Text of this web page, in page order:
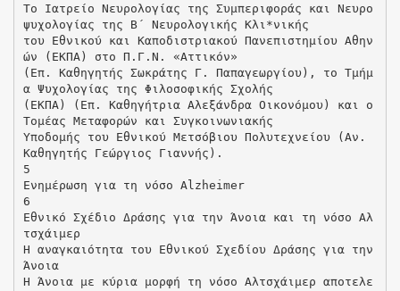
Το Ιατρείο Νευρολογίας της Συμπεριφοράς και Νευρο
ψυχολογίας της Β΄ Νευρολογικής Κλι*νικής
του Εθνικού και Καποδιστριακού Πανεπιστημίου Αθην
ών (ΕΚΠΑ) στο Π.Γ.Ν. «Αττικόν»
(Επ. Καθηγητής Σωκράτης Γ. Παπαγεωργίου), το Τμήμ
α Ψυχολογίας της Φιλοσοφικής Σχολής
(ΕΚΠΑ) (Επ. Καθηγήτρια Αλεξάνδρα Οικονόμου) και ο
Τομέας Μεταφορών και Συγκοινωνιακής
Υποδομής του Εθνικού Μετσόβιου Πολυτεχνείου (Αν.
Καθηγητής Γεώργιος Γιαννής).
5
Ενημέρωση για τη νόσο Αlzheimer
6
Εθνικό Σχέδιο Δράσης για την Άνοια και τη νόσο Αλ
τσχάιμερ
H αναγκαιότητα του Εθνικού Σχεδίου Δράσης για την
Άνοια
Η Άνοια με κύρια μορφή τη νόσο Αλτσχάιμερ αποτελε